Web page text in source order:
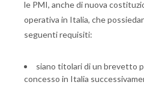
le PMI, anche di nuova
operativa in Italia, che
seguenti requisiti:
siano titolari di un brevetto
concesso in Italia